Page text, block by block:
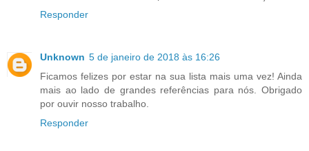
Responder
Unknown 5 de janeiro de 2018 às 16:26
Ficamos felizes por estar na sua lista mais uma vez! Ainda
mais ao lado de grandes referências para nós. Obrigado
por ouvir nosso trabalho.
Responder